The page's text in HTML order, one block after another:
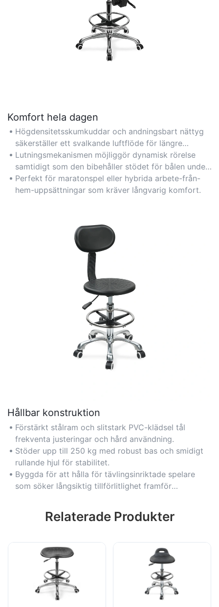
Komfort hela dagen
Högdensitetsskumkuddar och andningsbart nättyg
säkerställer ett svalkande luftflöde för längre
användning.
Lutningsmekanismen möjliggör dynamisk rörelse
samtidigt som den bibehåller stödet för bålen under
spel.
Perfekt för maratonspel eller hybrida arbete-från-
hem-uppsättningar som kräver långvarig komfort.
Hållbar konstruktion
Förstärkt stålram och slitstark PVC-klädsel tål
frekventa justeringar och hård användning.
Stöder upp till 250 kg med robust bas och smidigt
rullande hjul för stabilitet.
Byggda för att hålla för tävlingsinriktade spelare
som söker långsiktig tillförlitlighet framför
Relaterade Produkter